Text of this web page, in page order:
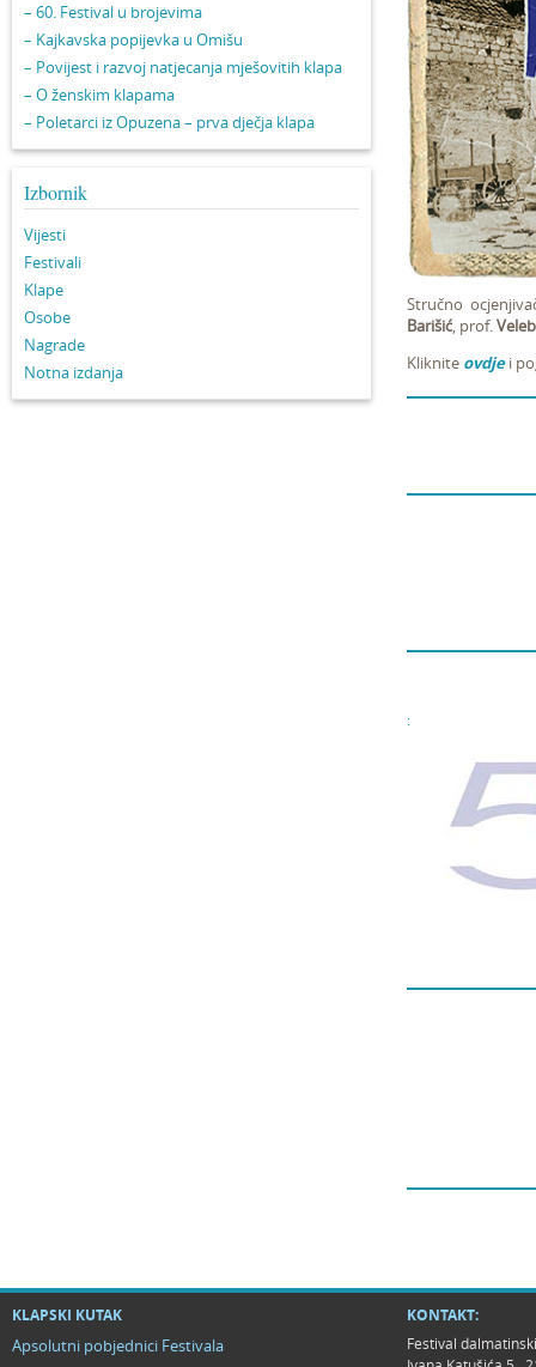
– 60. Festival u brojevima
– Kajkavska popijevka u Omišu
– Povijest i razvoj natjecanja mješovitih klapa
– O ženskim klapama
– Poletarci iz Opuzena – prva dječja klapa
Izbornik
Vijesti
Festivali
Klape
Osobe
Nagrade
Notna izdanja
Stručno
Barišić, prof.
Kliknite ovdjei
:
KLAPSKI KUTAK
Apsolutni pobjednici Festivala
KONTAKT:
Festival